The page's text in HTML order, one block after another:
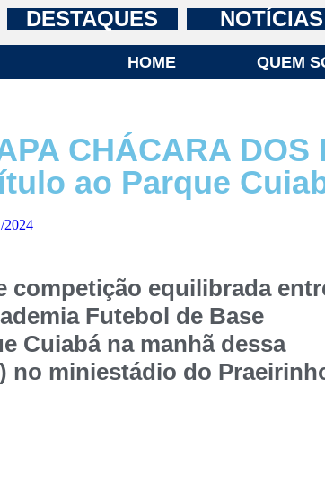
DESTAQUES NOTÍCIAS
HOME QUEM
CHÁCARA
ao Parque
2024
competição equilibrada
Futebol de Base
Cuiabá na manhã dessa
no miniestádio do